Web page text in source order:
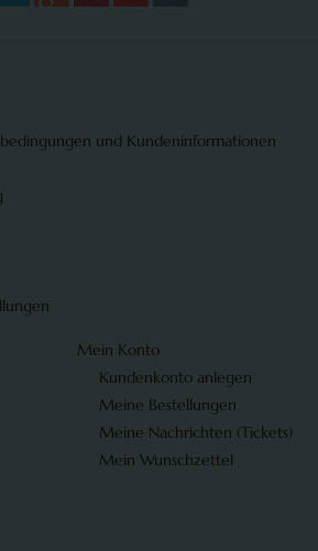
und Kundeninformationen
Mein Konto
Kundenkonto anlegen
Meine Bestellungen
Meine Nachrichten (Tickets)
Mein Wunschzettel